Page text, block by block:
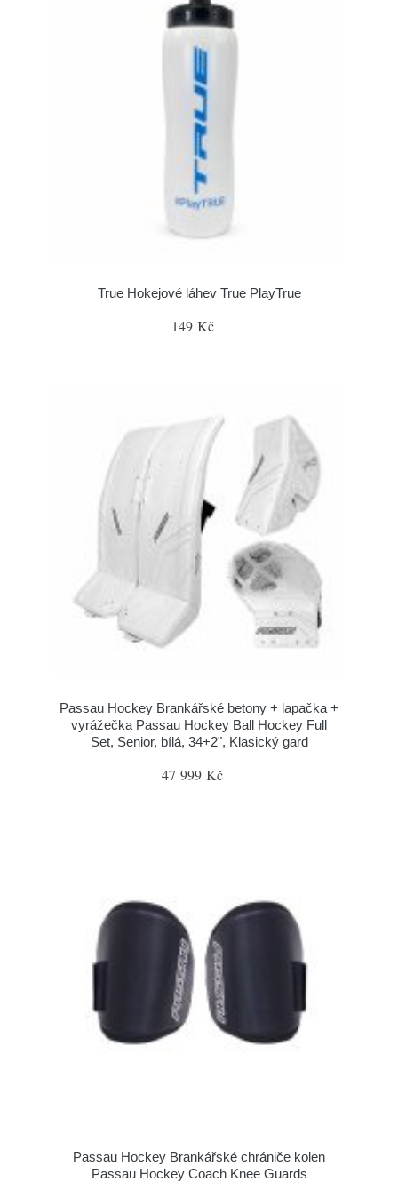
True Hokejové láhev True PlayTrue
149 Kč
Passau Hockey Brankářské betony + lapačka +
vyrážečka Passau Hockey Ball Hockey Full
Set, Senior, bílá, 34+2", Klasický gard
47 999 Kč
Passau Hockey Brankářské chrániče kolen
Passau Hockey Coach Knee Guards